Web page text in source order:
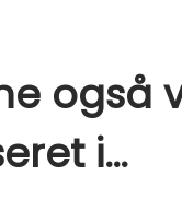
også
i…